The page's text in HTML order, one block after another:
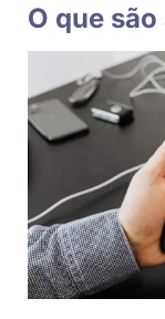
O que